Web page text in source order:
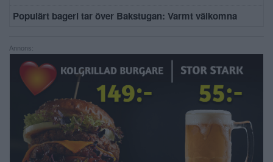
Populärt bageri tar över Bakstugan: Varmt välkomna
Annons: